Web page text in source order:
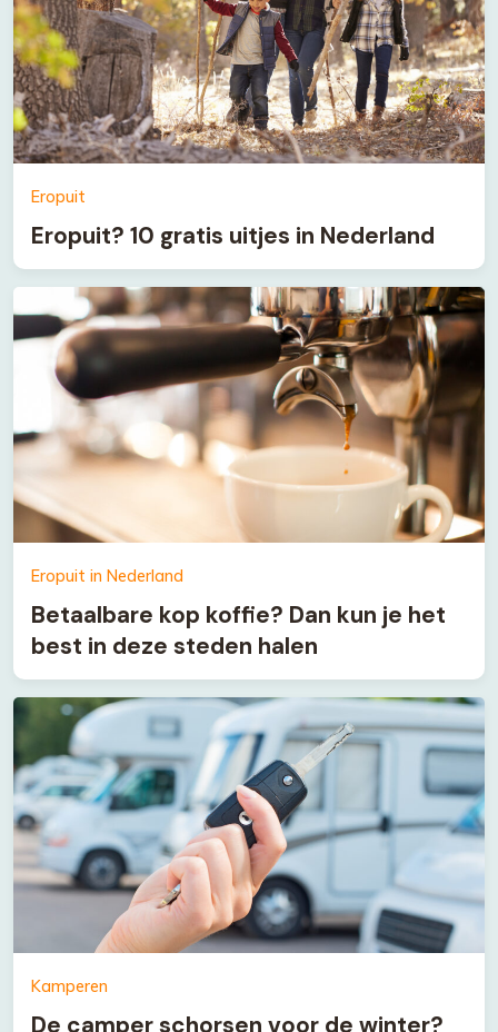
Eropuit
Eropuit? 10 gratis uitjes in Nederland
Eropuit in Nederland
Betaalbare kop koffie? Dan kun je het
best in deze steden halen
Kamperen
De camper schorsen voor de winter?